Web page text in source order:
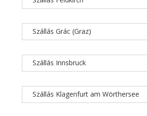
Szállás Grác (Graz)
Szállás Innsbruck
Szállás Klagenfurt am Wörthersee